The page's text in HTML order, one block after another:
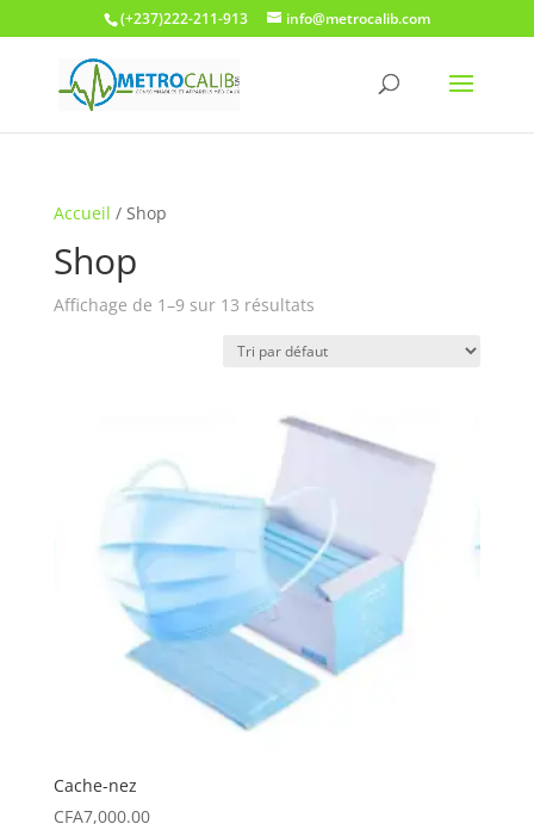
(+237)222-211-913 info@metrocalib.com
Accueil / Shop
Shop
Affichage de 1–9 sur 13 résultats
Cache-nez
CFA7,000.00